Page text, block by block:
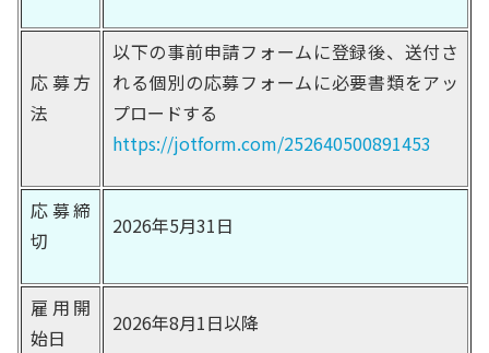
応募方
法
以下の事前申請フォームに登録後、送付さ
れる個別の応募フォームに必要書類をアッ
プロードする
https://jotform.com/252640500891453
応募締
切
2026年5月31日
雇用開
始日
2026年8月1日以降